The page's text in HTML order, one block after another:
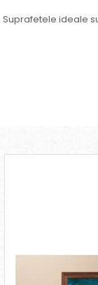
ideale